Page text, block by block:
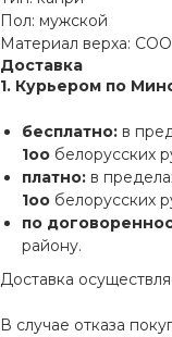
Пол: мужской
Материал верха:
Доставка
1. Курьером по
бесплатно: в
1оо белорусских
платно: в
1оо белорусских
по
району.
Доставка
В случае отказа